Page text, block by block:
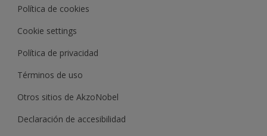
Política de cookies
Cookie settings
Política de privacidad
Términos de uso
Otros sitios de AkzoNobel
Declaración de accesibilidad